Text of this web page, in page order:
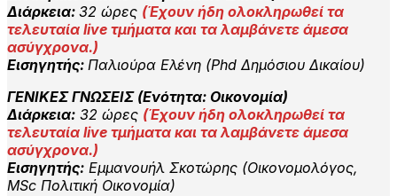
Διάρκεια: 32 ώρες (Έχουν ήδη ολοκληρωθεί τα
τελευταία live τμήματα και τα λαμβάνετε άμεσα
ασύγχρονα.)
Εισηγητής: Παλιούρα Ελένη (Phd Δημόσιου Δικαίου)
ΓΕΝΙΚΕΣ ΓΝΩΣΕΙΣ (Ενότητα: Οικονομία)
Διάρκεια: 32 ώρες (Έχουν ήδη ολοκληρωθεί τα
τελευταία live τμήματα και τα λαμβάνετε άμεσα
ασύγχρονα.)
Εισηγητής: Εμμανουήλ Σκοτώρης (Οικονομολόγος,
ΜSc Πολιτική Οικονομία)